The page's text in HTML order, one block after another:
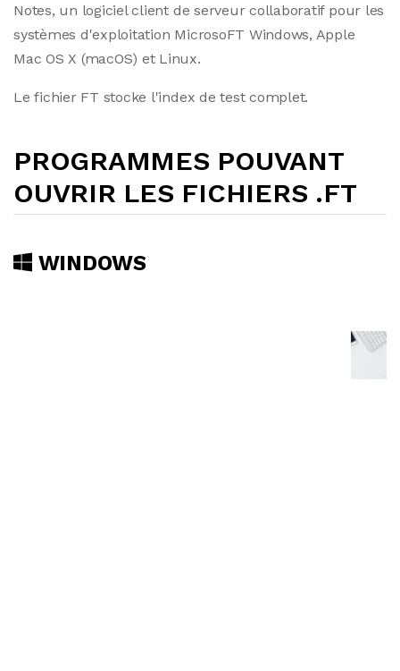
Notes, un logiciel client de serveur collaboratif pour les
systèmes d'exploitation MicrosoFT Windows, Apple
Mac OS X (macOS) et Linux.
Le fichier FT stocke l'index de test complet.
PROGRAMMES POUVANT
OUVRIR LES FICHIERS .FT
WINDOWS